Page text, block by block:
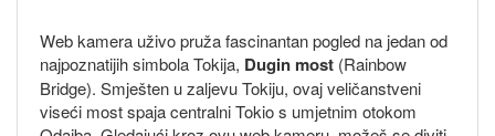
Web kamera uživo pruža fascinantan pogled na jedan od
najpoznatijih simbola Tokija, Dugin most (Rainbow
Bridge). Smješten u zaljevu Tokiju, ovaj veličanstveni
viseći most spaja centralni Tokio s umjetnim otokom